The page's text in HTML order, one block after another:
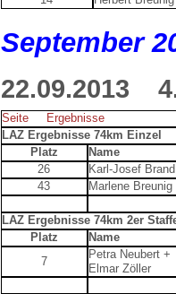
September
22.09.2013 4.
Seite
Ergebnisse
LAZ Ergebnisse 74km Einzel
Platz
Name
26
Karl-Josef Brand
43
Marlene Breunig
LAZ Ergebnisse 74km 2er
Platz
Name
7
Petra Neubert +
Elmar Zöller